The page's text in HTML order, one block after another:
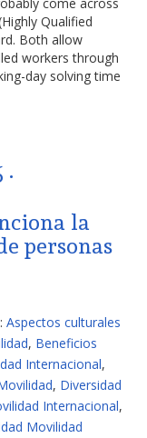
Qualified
Both allow
workers through
day solving time
la
personas
Aspectos culturales
, Beneficios
Internacional,
, Diversidad
Internacional,
Movilidad